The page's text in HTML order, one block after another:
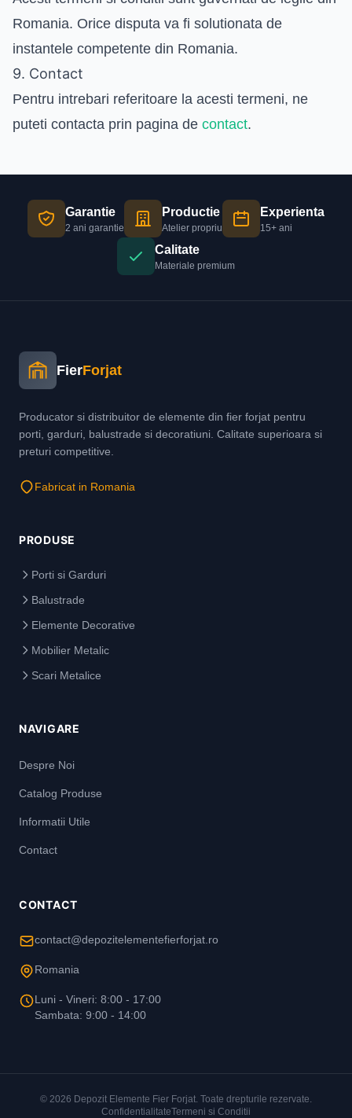
Romania. Orice disputa va fi solutionata de
instantele competente din Romania.
9. Contact
Pentru intrebari referitoare la acesti termeni, ne
puteti contacta prin pagina de contact.
Garantie
2 ani garantie
Productie
Atelier propriu
Experienta
15+ ani
Calitate
Materiale premium
FierForjat
Producator si distribuitor de elemente din fier forjat pentru
porti, garduri, balustrade si decoratiuni. Calitate superioara si
preturi competitive.
Fabricat in Romania
PRODUSE
Porti si Garduri
Balustrade
Elemente Decorative
Mobilier Metalic
Scari Metalice
NAVIGARE
Despre Noi
Catalog Produse
Informatii Utile
Contact
CONTACT
contact@depozitelementefierforjat.ro
Romania
Luni - Vineri: 8:00 - 17:00
Sambata: 9:00 - 14:00
© 2026 Depozit Elemente Fier Forjat. Toate drepturile rezervate.
ConfidentialitateTermeni si Conditii